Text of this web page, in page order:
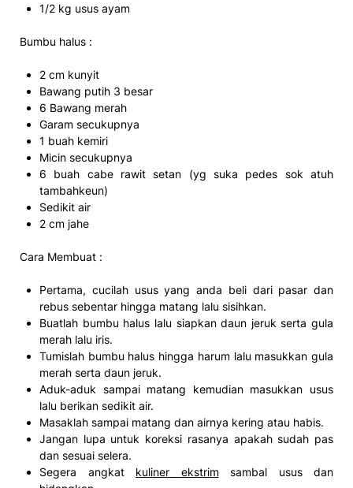
1/2 kg usus ayam
Bumbu halus :
2 cm kunyit
Bawang putih 3 besar
6 Bawang merah
Garam secukupnya
1 buah kemiri
Micin secukupnya
6 buah cabe rawit setan (yg suka pedes sok atuh
tambahkeun)
Sedikit air
2 cm jahe
Cara Membuat :
Pertama, cucilah usus yang anda beli dari pasar dan
rebus sebentar hingga matang lalu sisihkan.
Buatlah bumbu halus lalu siapkan daun jeruk serta gula
merah lalu iris.
Tumislah bumbu halus hingga harum lalu masukkan gula
merah serta daun jeruk.
Aduk-aduk sampai matang kemudian masukkan usus
lalu berikan sedikit air.
Masaklah sampai matang dan airnya kering atau habis.
Jangan lupa untuk koreksi rasanya apakah sudah pas
dan sesuai selera.
Segera angkat kuliner ekstrimsambal usus dan